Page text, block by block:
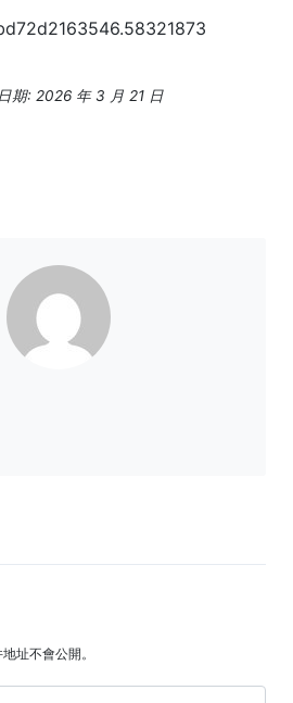
期: 2026 年 3 月 21 日
址不會公開。